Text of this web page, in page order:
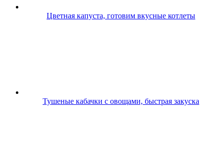
Цветная капуста, готовим вкусные котлеты
Тушеные кабачки с овощами, быстрая закуска